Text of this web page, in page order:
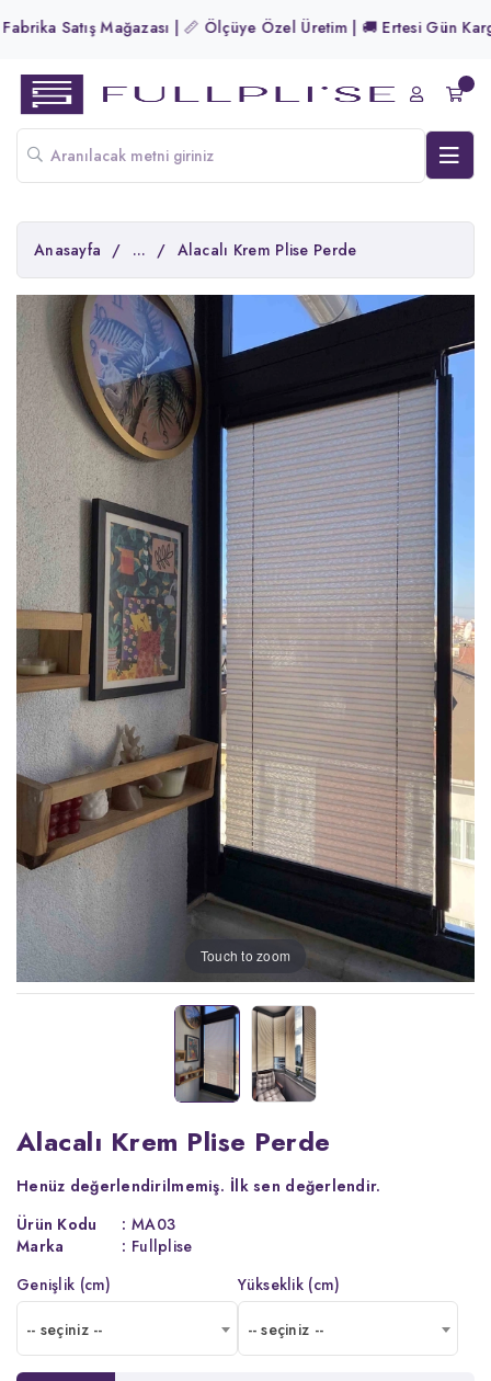
Satış Mağazası | 📏 Ölçüye Özel Üretim | 🚚 Ertesi Gün
Anasayfa / ... / Alacalı Krem Plise Perde
Touch to zoom
Alacalı Krem Plise Perde
Henüz değerlendirilmemiş. İlk sen değerlendir.
Ürün Kodu
: MA03
Marka
: Fullplise
Genişlik (cm)
-- seçiniz --
Yükseklik (cm)
-- seçiniz --